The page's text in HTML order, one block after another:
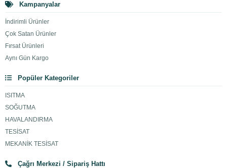
Kampanyalar
İndirimli Ürünler
Çok Satan Ürünler
Fırsat Ürünleri
Aynı Gün Kargo
Popüler Kategoriler
ISITMA
SOĞUTMA
HAVALANDIRMA
TESİSAT
MEKANİK TESİSAT
Çağrı Merkezi / Sipariş Hattı